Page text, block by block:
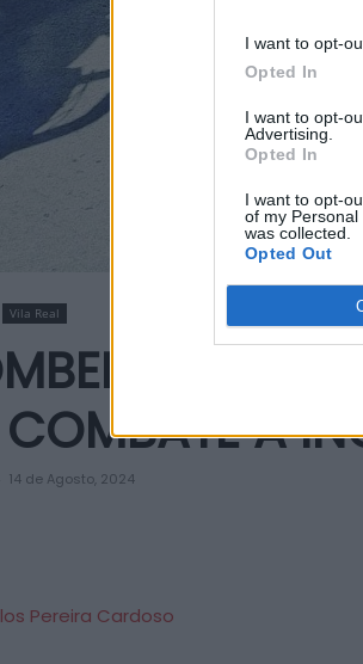
I want to opt-
Opted In
I want to opt-
Advertising.
Opted In
I want to opt-
of my
was collected.
Opted Out
Vila Real
DA
A
14 de Agosto, 2024
Pereira Cardoso